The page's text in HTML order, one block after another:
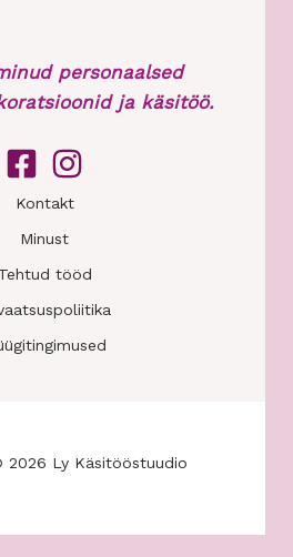
personaalsed
ja käsitöö.
Kontakt
Minust
Tehtud tööd
2026 Ly Käsitööstuudio